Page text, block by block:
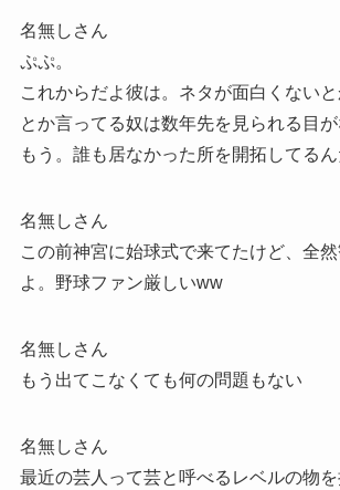
名無しさん
ぷぷ。
これからだよ彼は。ネタが面白くないと
とか言ってる奴は数年先を見られる目
もう。誰も居なかった所を開拓してる
名無しさん
この前神宮に始球式で来てたけど、全
よ。野球ファン厳しいww
名無しさん
もう出てこなくても何の問題もない
名無しさん
最近の芸人って芸と呼べるレベルの物